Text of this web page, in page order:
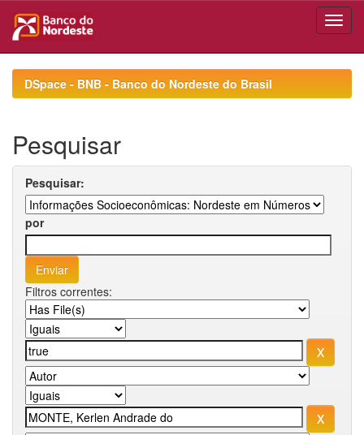
navigationDSpace - BNB - Banco do Nordeste do Brasil
Pesquisar
Pesquisar:
por
Filtros correntes: